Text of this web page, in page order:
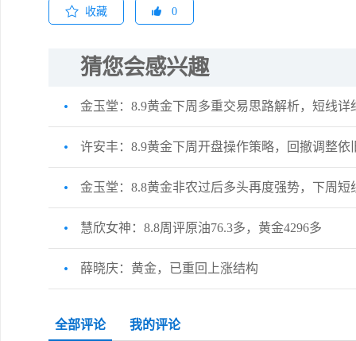
收藏 0
猜您会感兴趣
金玉堂：8.9黄金下周多重交易思路解析，短线详
许安丰：8.9黄金下周开盘操作策略，回撤调整依
金玉堂：8.8黄金非农过后多头再度强势，下周短
慧欣女神：8.8周评原油76.3多，黄金4296多
薛晓庆：黄金，已重回上涨结构
全部评论 我的评论